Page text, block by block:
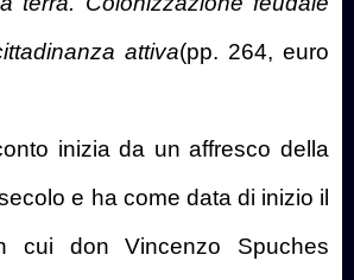
attiva(pp. 264, euro
inizia da un affresco della
e ha come data di inizio il
cui don Vincenzo Spuches